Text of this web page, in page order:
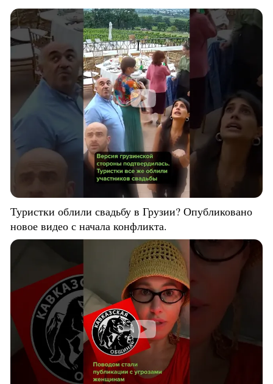
Туристки облили свадьбу в Грузии? Опубликовано
новое видео с начала конфликта.